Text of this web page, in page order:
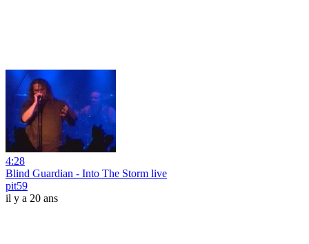
4:28
Blind Guardian - Into The Storm live
pit59
il y a 20 ans